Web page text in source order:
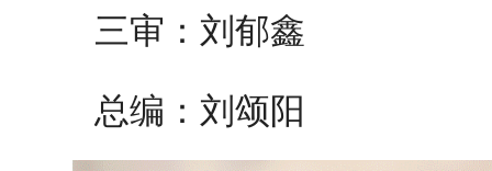
三审：刘郁鑫
总编：刘颂阳